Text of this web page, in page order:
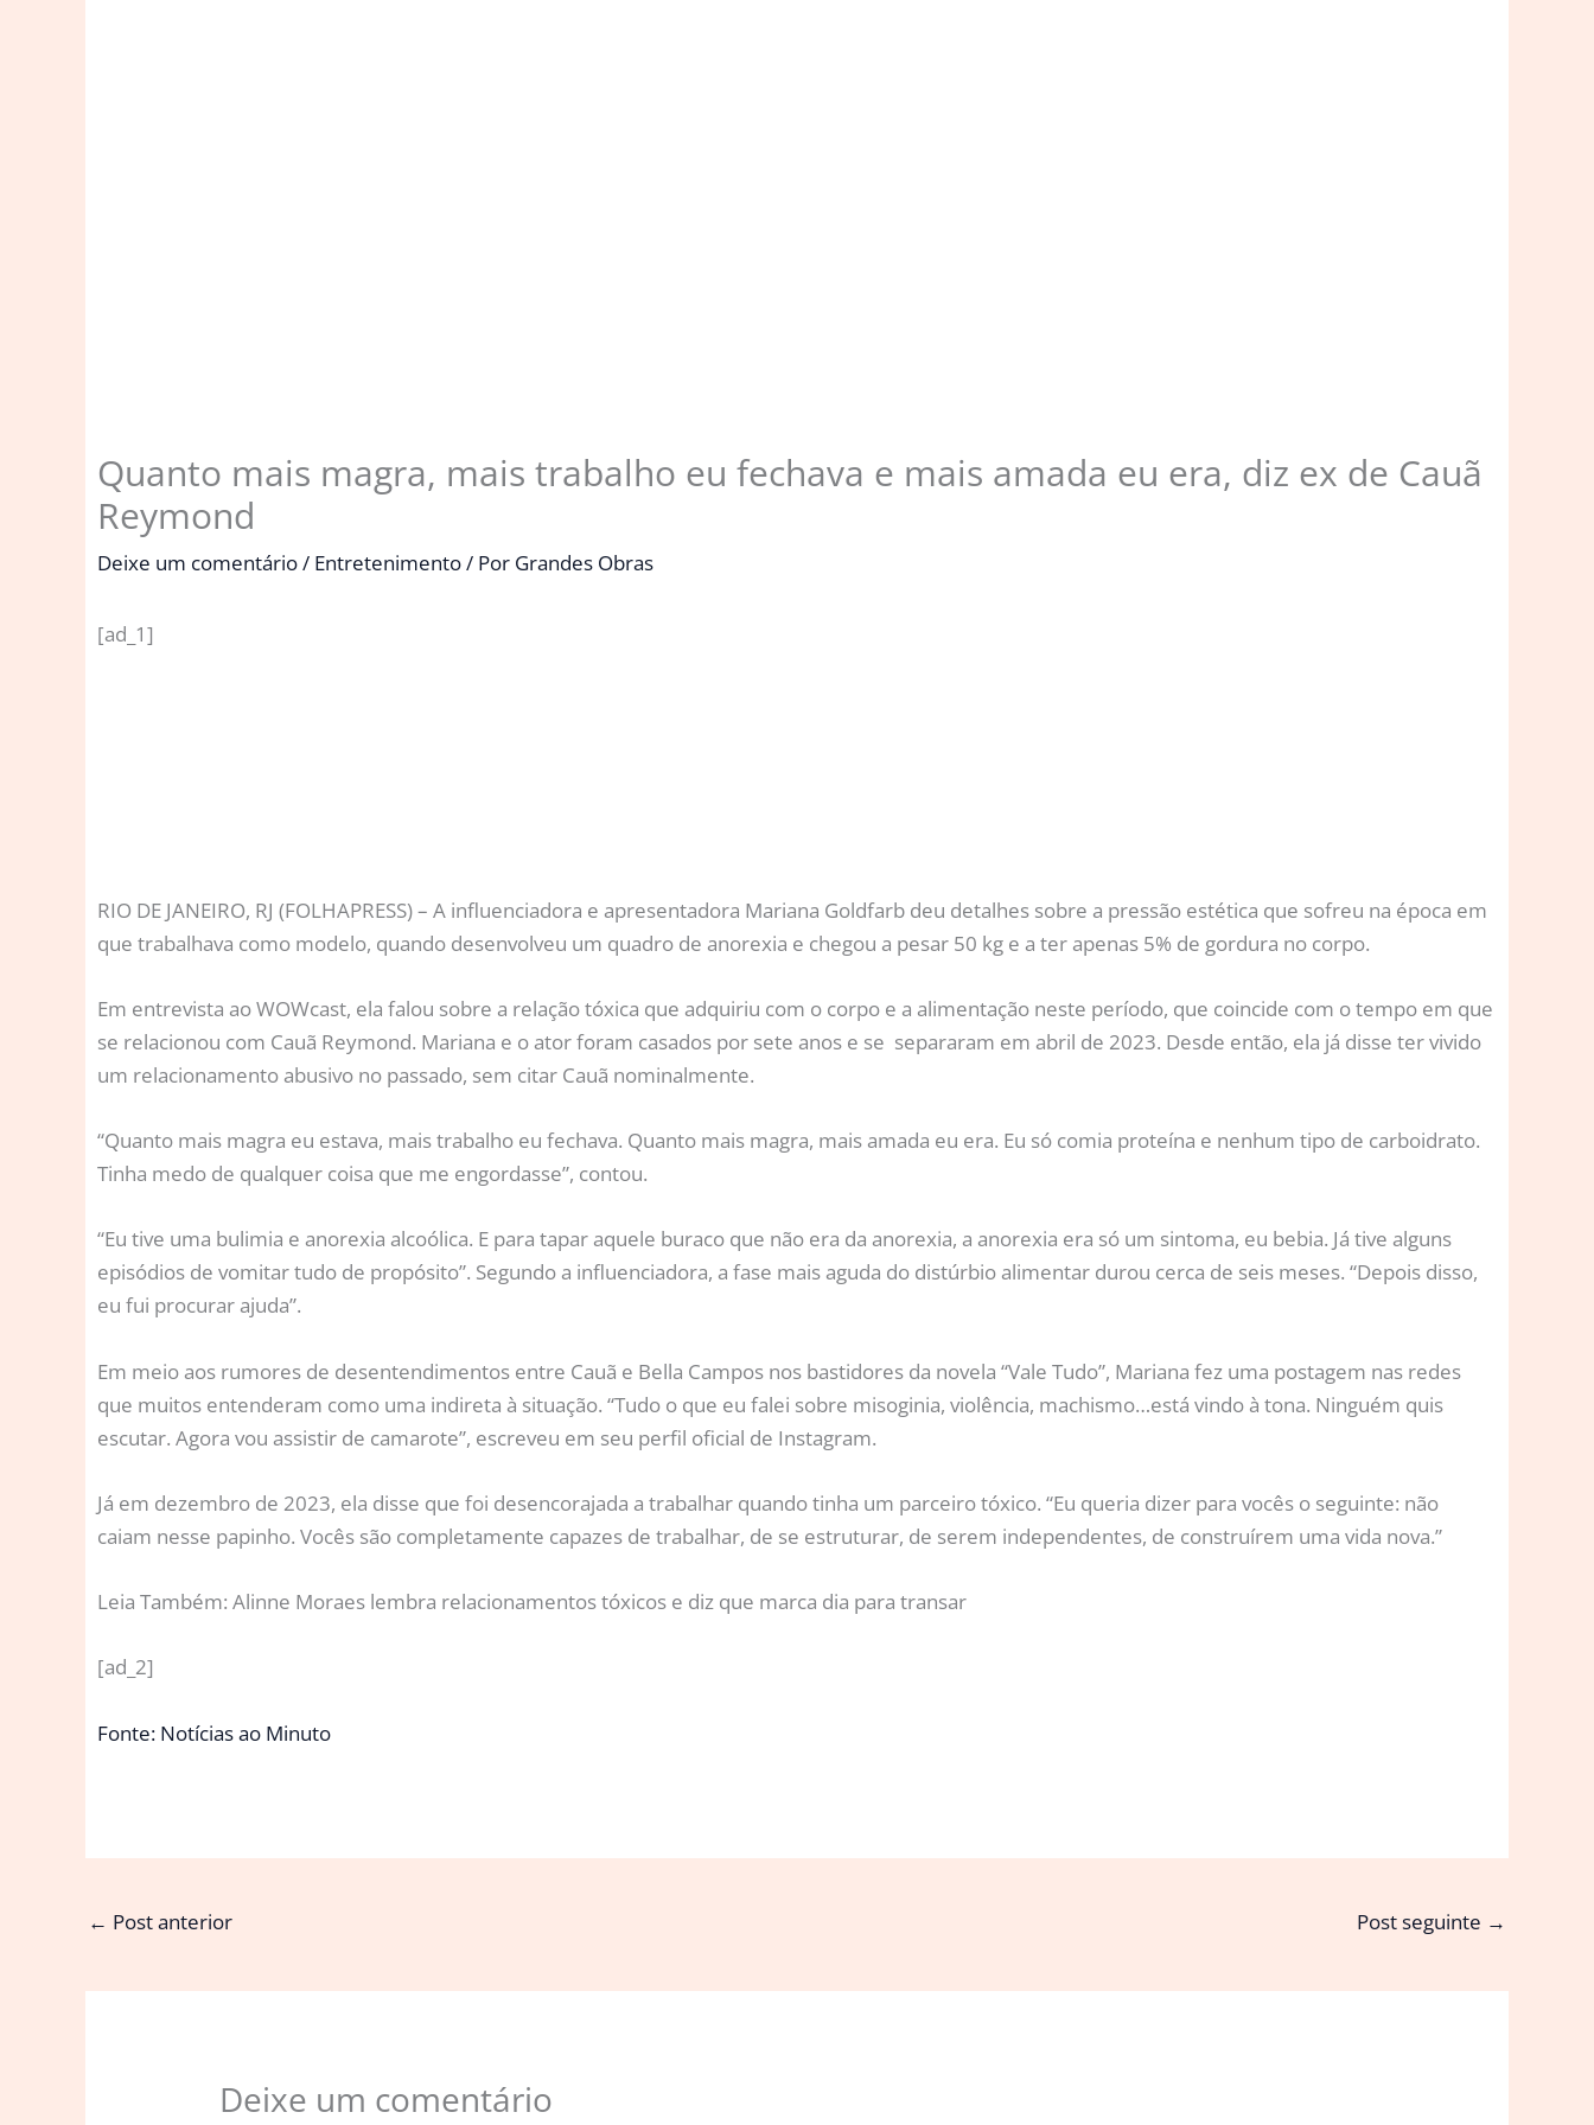
Quanto mais magra, mais trabalho eu fechava e mais amada eu era, diz ex de Cauã
Reymond
Deixe um comentário/ Entretenimento/ Por Grandes Obras
[ad_1]
RIO DE JANEIRO, RJ (FOLHAPRESS) – A influenciadora e apresentadora Mariana Goldfarb deu detalhes sobre a pressão estética que sofreu na época em
que trabalhava como modelo, quando desenvolveu um quadro de anorexia e chegou a pesar 50 kg e a ter apenas 5% de gordura no corpo.
Em entrevista ao WOWcast, ela falou sobre a relação tóxica que adquiriu com o corpo e a alimentação neste período, que coincide com o tempo em que
se relacionou com Cauã Reymond. Mariana e o ator foram casados por sete anos e se separaram em abril de 2023. Desde então, ela já disse ter vivido
um relacionamento abusivo no passado, sem citar Cauã nominalmente.
“Quanto mais magra eu estava, mais trabalho eu fechava. Quanto mais magra, mais amada eu era. Eu só comia proteína e nenhum tipo de carboidrato.
Tinha medo de qualquer coisa que me engordasse”, contou.
“Eu tive uma bulimia e anorexia alcoólica. E para tapar aquele buraco que não era da anorexia, a anorexia era só um sintoma, eu bebia. Já tive alguns
episódios de vomitar tudo de propósito”. Segundo a influenciadora, a fase mais aguda do distúrbio alimentar durou cerca de seis meses. “Depois disso,
eu fui procurar ajuda”.
Em meio aos rumores de desentendimentos entre Cauã e Bella Campos nos bastidores da novela “Vale Tudo”, Mariana fez uma postagem nas redes
que muitos entenderam como uma indireta à situação. “Tudo o que eu falei sobre misoginia, violência, machismo…está vindo à tona. Ninguém quis
escutar. Agora vou assistir de camarote”, escreveu em seu perfil oficial de Instagram.
Já em dezembro de 2023, ela disse que foi desencorajada a trabalhar quando tinha um parceiro tóxico. “Eu queria dizer para vocês o seguinte: não
caiam nesse papinho. Vocês são completamente capazes de trabalhar, de se estruturar, de serem independentes, de construírem uma vida nova.”
Leia Também: Alinne Moraes lembra relacionamentos tóxicos e diz que marca dia para transar
[ad_2]
Fonte: Notícias ao Minuto
← Post anterior Post seguinte →
Deixe um comentário